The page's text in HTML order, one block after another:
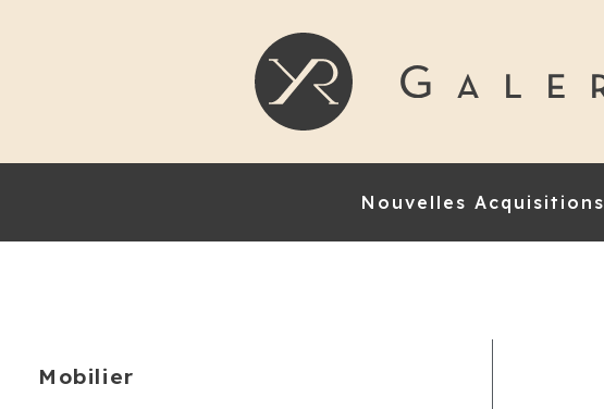
Nouvelles Acquisitions
Mobilier